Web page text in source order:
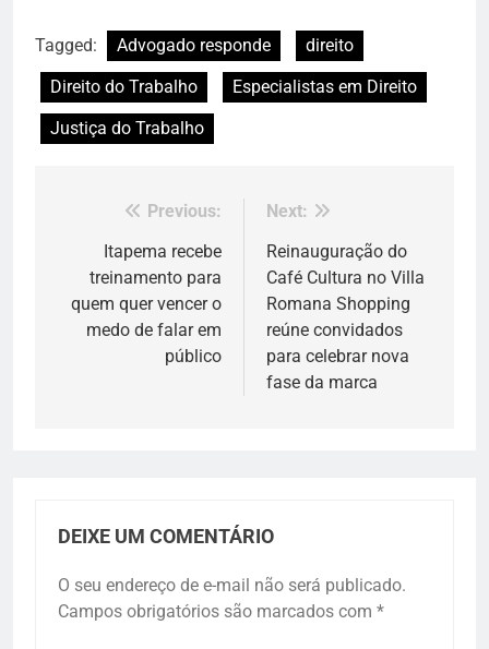
Tagged: Advogado responde
direito
Direito do Trabalho
Especialistas em Direito
Justiça do Trabalho
Navegação
Post
Previous:
Itapema recebe
treinamento para
quem quer vencer o
medo de falar em
público
Next:
Reinauguração do
Café Cultura no Villa
Romana Shopping
reúne convidados
para celebrar nova
fase da marca
DEIXE UM COMENTÁRIO
O seu endereço de e-mail não será publicado.
Campos obrigatórios são marcados com *